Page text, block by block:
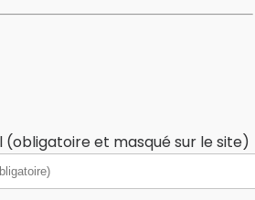
et masqué sur le site)